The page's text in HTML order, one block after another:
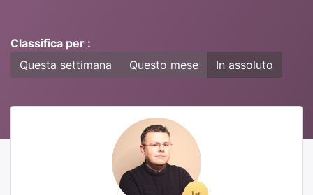
Classifica per :
Questa settimana
Questo mese In assoluto